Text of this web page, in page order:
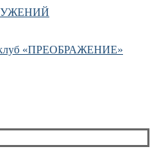
клуб «ПРЕОБРАЖЕНИЕ»